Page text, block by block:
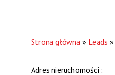
Strona główna » Leads »
Adres nieruchomości :